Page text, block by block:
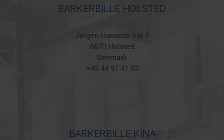
BARKERBILLE HOLSTED
Jørgen Hansens Vej 1
6670 Holsted
Denmark
+45 44 97 41 92
BARKERBILLE KINA